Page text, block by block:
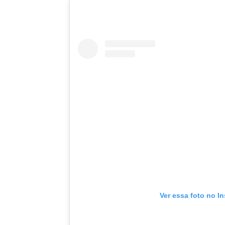
Ver essa foto no